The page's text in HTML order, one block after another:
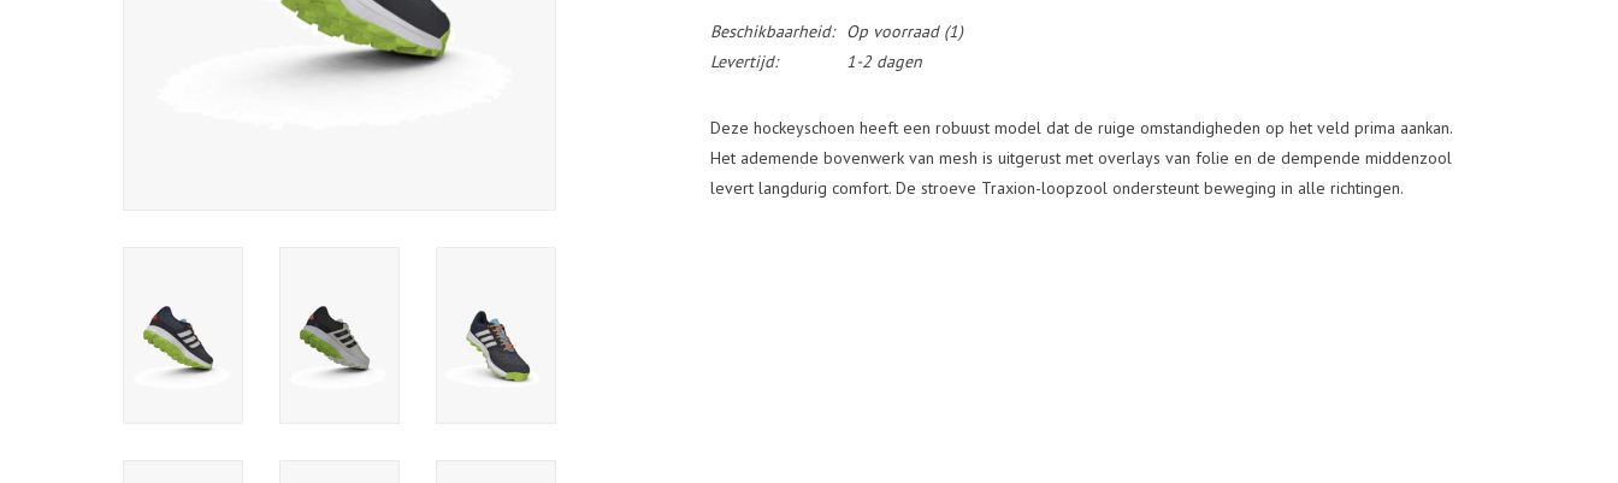
Beschikbaarheid: Op voorraad(1)
Levertijd:
1-2 dagen
Deze hockeyschoen heeft een robuust model dat de ruige omstandigheden op het veld prima aankan.
Het ademende bovenwerk van mesh is uitgerust met overlays van folie en de dempende middenzool
levert langdurig comfort. De stroeve Traxion-loopzool ondersteunt beweging in alle richtingen.